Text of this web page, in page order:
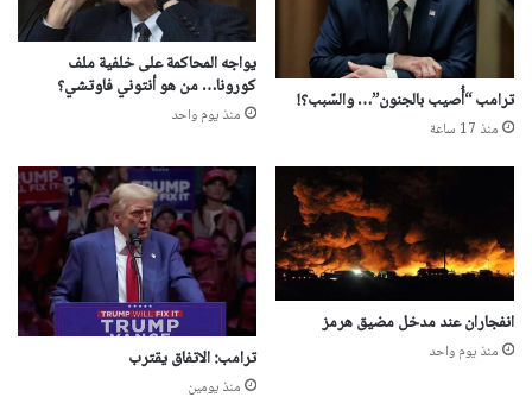
ترامب “أُصيب بالجنون”… والسّبب؟!
منذ 17 ساعة
يواجه المحاكمة على خلفية ملف
كورونا… من هو أنتوني فاوتشي؟
منذ يوم واحد
انفجاران عند مدخل مضيق هرمز
منذ يوم واحد ترامب: الاتفاق يقترب
منذ يومين